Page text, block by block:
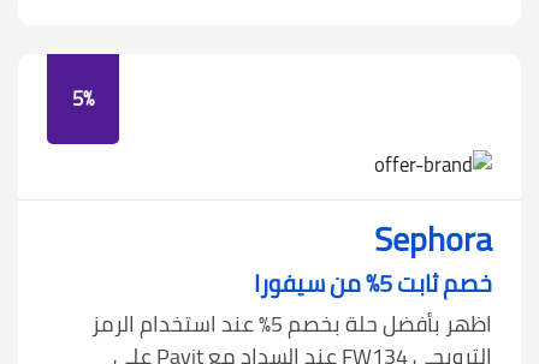
5%
Sephora
خصم ثابت 5٪ من سيفورا
اظهر بأفضل حلة بخصم 5٪ عند استخدام الرمز
الترويجي FW134 عند السداد مع Payit على